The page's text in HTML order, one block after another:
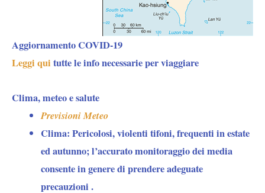
Aggiornamento COVID-19
Leggi qui tutte le info necessarie per viaggiare
Clima, meteo e salute
Previsioni Meteo
Clima:Pericolosi, violenti tifoni, frequenti in estate
ed autunno; l’accurato monitoraggio dei media
consente in genere di prendere adeguate
precauzioni .